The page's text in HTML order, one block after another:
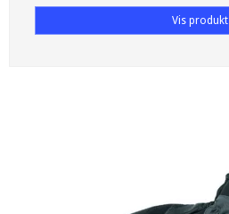
Vis produkt